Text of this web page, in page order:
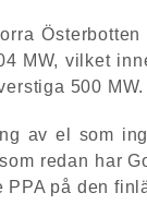
MW, vilket
500 MW.
av el som
redan har
på den